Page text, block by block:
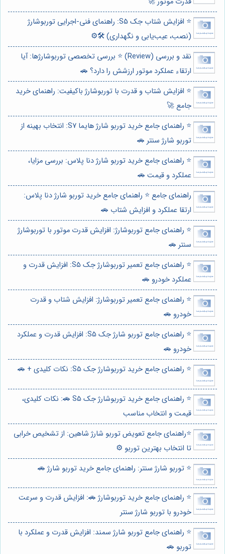
⭐️ افزایش شتاب جک S5: راهنمای فنی-اجرایی توربوشارژ
(نصب، عیب‌یابی و نگهداری) 🛠️⚙️
نقد و بررسی (Review) ⭐️ بررسی تخصصی توربوشارژها: آیا
ارتقاء عملکرد موتور ارزشش را دارد؟ 🚗
⭐️ افزایش شتاب و قدرت با توربوشارژ باکیفیت: راهنمای خرید
جامع 🚀
⭐️ راهنمای جامع خرید توربو شارژ هایما S7: انتخاب بهینه از
توربو شارژ سنتر 🚗
⭐️ راهنمای جامع خرید توربو شارژ دنا پلاس: بررسی مزایا،
عملکرد و قیمت 🚗
راهنمای جامع ⭐️ راهنمای جامع خرید توربو شارژ دنا پلاس:
ارتقا عملکرد و افزایش شتاب 🚗
⭐️ راهنمای جامع توربوشارژ: افزایش قدرت موتور با توربوشارژ
سنتر 🚗
⭐️ راهنمای جامع تعمیر توربوشارژ جک S5: افزایش قدرت و
عملکرد خودرو 🚗
⭐️ راهنمای جامع تعمیر توربوشارژ: افزایش شتاب و قدرت
خودرو 🚗
⭐️ راهنمای جامع توربو شارژ جک S5: افزایش قدرت و عملکرد
خودرو 🚗
⭐️ راهنمای جامع خرید توربوشارژ جک S5: نکات کلیدی + 🚗
⭐️ راهنمای جامع خرید توربوشارژ جک S5 🚗: نکات کلیدی،
قیمت و انتخاب مناسب
⭐️راهنمای جامع تعویض توربو شارژ شاهین: از تشخیص خرابی
تا انتخاب بهترین توربو ⚙️
⭐️ توربو شارژ سنتر: راهنمای جامع خرید توربو شارژ 🚗
⭐️ راهنمای جامع خرید توربوشارژ 🚗: افزایش قدرت و سرعت
خودرو با توربو شارژ سنتر
⭐️ راهنمای جامع توربو شارژ سمند: افزایش قدرت و عملکرد با
توربو 🚗